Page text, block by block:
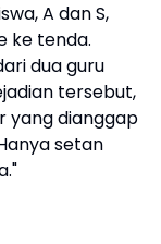
A dan S,
ke tenda.
dua guru
tersebut,
yang dianggap
setan